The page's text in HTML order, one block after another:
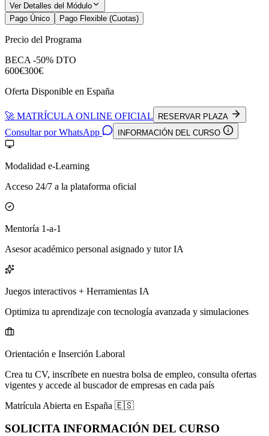
Ver Detalles del Módulo
Pago Único
Pago Flexible (Cuotas)
Precio del Programa
BECA -50% DTO
600€300€
Oferta Disponible en España
🚀 MATRÍCULA ONLINE OFICIAL RESERVAR PLAZA
Consultar por WhatsApp INFORMACIÓN DEL CURSO
Modalidad e-Learning
Acceso 24/7 a la plataforma oficial
Mentoría 1-a-1
Asesor académico personal asignado y tutor IA
Juegos interactivos + Herramientas IA
Optimiza tu aprendizaje con tecnología avanzada y simulaciones
Orientación e Inserción Laboral
Crea tu CV, inscríbete en nuestra bolsa de empleo, consulta ofertas
vigentes y accede al buscador de empresas en cada país
Matrícula Abierta en España 🇪🇸
SOLICITA INFORMACIÓN DEL CURSO